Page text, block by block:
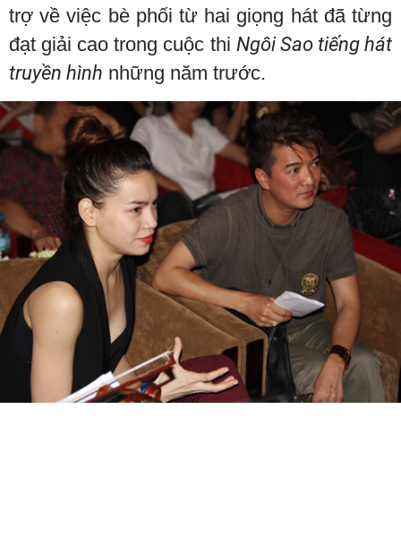
trợ về việc bè phối từ hai giọng hát đã từng
đạt giải cao trong cuộc thi Ngôi Sao tiếng hát
truyền hình những năm trước.